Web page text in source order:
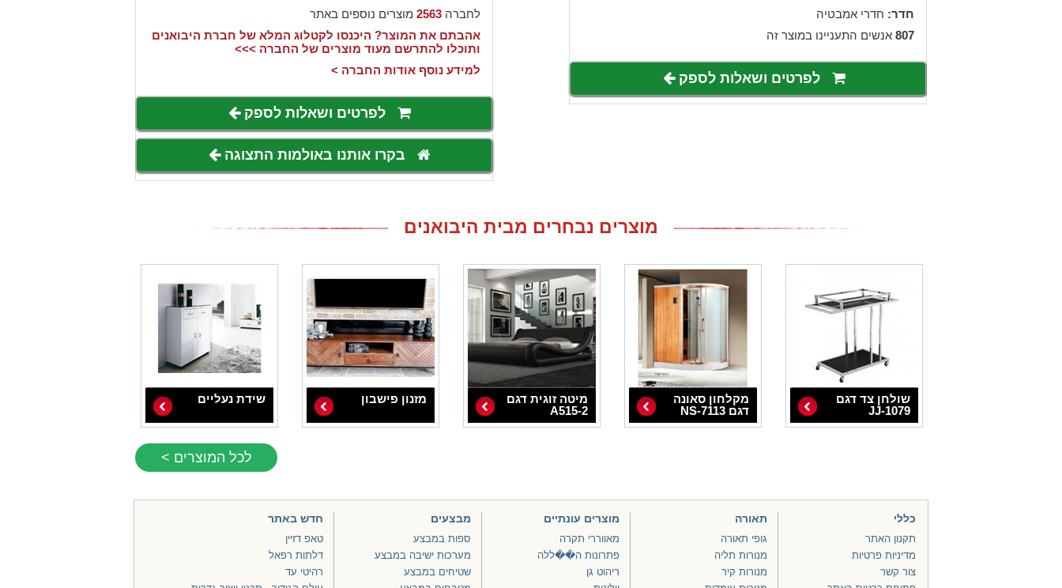
חדר: חדרי אמבטיה
807 אנשים התעניינו במוצר זה
לפרטים ושאלות לספק
לחברה2563 מוצרים נוספים באתר
אהבתם את המוצר? היכנסו לקטלוג המלא של חברת היבואנים
ותוכלו להתרשם מעוד מוצרים של החברה >>>
למידע נוסף אודות החברה >
לפרטים ושאלות לספק
בקרו אותנו באולמות התצוגה
מוצרים נבחרים מבית היבואנים
שולחן צד דגם
JJ-1079
מקלחון סאונה
דגם NS-7113
מיטה זוגית דגם
A515-2
מזנון פישבון שידת נעליים
לכל המוצרים >
כללי
תקנון האתר
מדיניות פרטיות
צור קשר
תאורה
גופי תאורה
מנורות תליה
מנורות קיר
מוצרים עונתיים
מאווררי תקרה
פתרונות ה��ללה
ריהוט גן
מבצעים
ספות במבצע
מערכות ישיבה במבצע
שטיחים במבצע
חדש באתר
טאפ דזיין
דלתות רפאל
רהיטי עד